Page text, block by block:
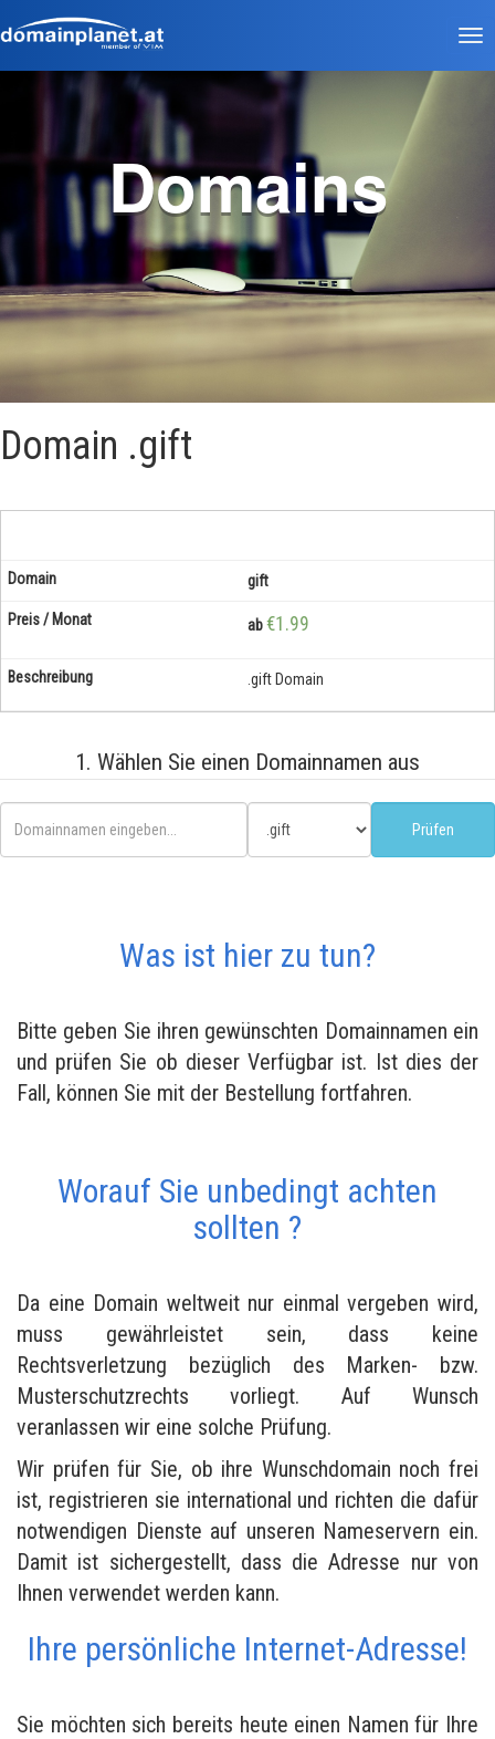
Domains
Domain .gift
gift
ab€1.99
.gift Domain
1. Wählen Sie einen Domainnamen aus
Was ist hier zu tun?
Bitte geben Sie ihren gewünschten Domainnamen ein
und prüfen Sie ob dieser Verfügbar ist. Ist dies der
Fall, können Sie mit der Bestellung fortfahren.
Worauf Sie unbedingt achten
sollten ?
Da eine Domain weltweit nur einmal vergeben wird,
muss gewährleistet sein, dass keine
Rechtsverletzung bezüglich des Marken- bzw.
Musterschutzrechts vorliegt. Auf Wunsch
veranlassen wir eine solche Prüfung.
Wir prüfen für Sie, ob ihre Wunschdomain noch frei
ist, registrieren sie international und richten die dafür
notwendigen Dienste auf unseren Nameservern ein.
Damit ist sichergestellt, dass die Adresse nur von
Ihnen verwendet werden kann.
Ihre persönliche Internet-Adresse!
Sie möchten sich bereits heute einen Namen für Ihre